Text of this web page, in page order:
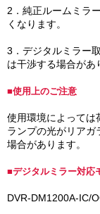
2．純正ルームミラ
くなります。
3．デジタルミラー
は干渉する場合があ
■使用上のご注意
使用環境によっては
ランプの光がリアガ
場合があります。
■デジタルミラー対応
DVR-DM1200A-IC/